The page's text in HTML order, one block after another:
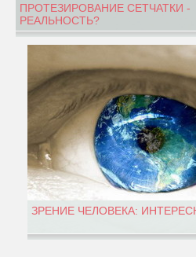
ПРОТЕЗИРОВАНИЕ СЕТЧАТКИ -
РЕАЛЬНОСТЬ?
ЗРЕНИЕ ЧЕЛОВЕКА: